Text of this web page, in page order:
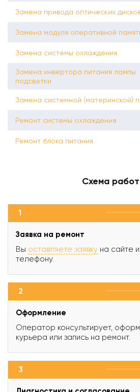
Замена привода оптических
Замена модуля оперативной
Замена системы охлаждения
Замена инвертора питания лампы
подсветки
Замена системной (материнской)
Ремонт системы охлаждения
Ремонт блока питания
Схема
1
Заявка на ремонт
Вы оставляете заявку на сайте
телефону.
2
Оформление
Оператор консультирует,
курьера или запись на ремонт.
3